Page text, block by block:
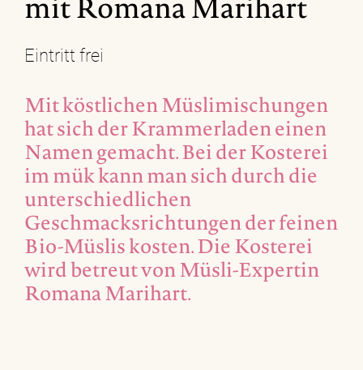
mit Romana Marihart
Eintritt frei
Mit köstlichen Müslimischungen
hat sich der Krammerladen einen
Namen gemacht. Bei der Kosterei
im mük kann man sich durch die
unterschiedlichen
Geschmacksrichtungen der feinen
Bio-Müslis kosten. Die Kosterei
wird betreut von Müsli-Expertin
Romana Marihart.